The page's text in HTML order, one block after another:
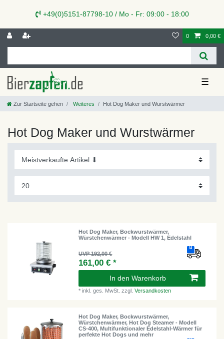
+49(0)5151-87798-10 / Mo - Fr: 09:00 - 18:00
0 0,00 €
☰
Zur Startseite gehen Weiteres Hot Dog Maker und Wurstwärmer
Hot Dog Maker und Wurstwärmer
Hot Dog Maker, Bockwurstwärmer,
Würstchenwärmer - Modell HW 1, Edelstahl
UVP 192,00 €
161,00 € *
In den Warenkorb
*inkl. ges. MwSt. zzgl.Versandkosten
Hot Dog Maker, Bockwurstwärmer,
Würstchenwärmer, Hot Dog Steamer - Modell
CS-400, Multifunktionaler Edelstahl-Wärmer für
perfekte Hot Dogs und mehr